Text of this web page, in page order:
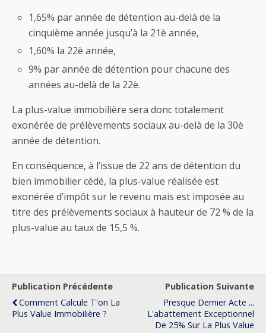
1,65% par année de détention au-delà de la
cinquième année jusqu’à la 21è année,
1,60% la 22è année,
9% par année de détention pour chacune des
années au-delà de la 22è.
La plus-value immobilière sera donc totalement
exonérée de prélèvements sociaux au-delà de la 30è
année de détention.
En conséquence, à l’issue de 22 ans de détention du
bien immobilier cédé, la plus-value réalisée est
exonérée d’impôt sur le revenu mais est imposée au
titre des prélèvements sociaux à hauteur de 72 % de la
plus-value au taux de 15,5 %.
Publication Précédente
Comment Calcule T'on La
Plus Value Immobilière ?
Publication Suivante
Presque Dernier Acte ...
L'abattement Exceptionnel
De 25% Sur La Plus Value